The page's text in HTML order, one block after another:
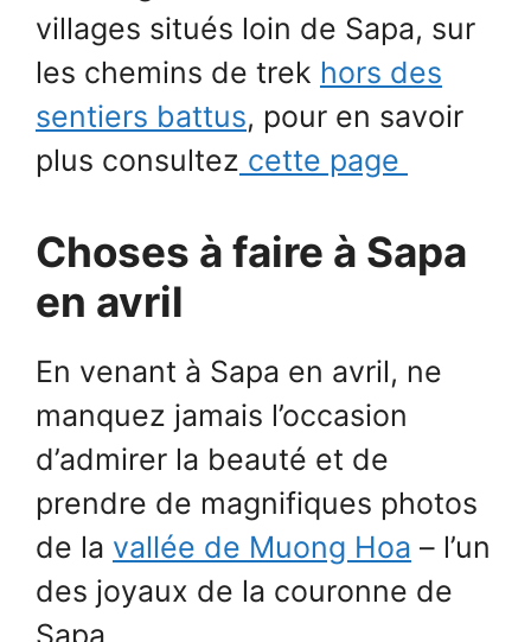
villages situés loin de Sapa, sur
les chemins de trek hors des
sentiers battus, pour en savoir
plus consultez cette page
Choses à faire à Sapa
en avril
En venant à Sapa en avril, ne
manquez jamais l’occasion
d’admirer la beauté et de
prendre de magnifiques photos
de la vallée de Muong Hoa – l’un
des joyaux de la couronne de